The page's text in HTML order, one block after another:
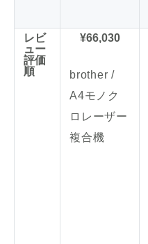
レビ
ュー
評価
順
¥66,030
brother /
A4モノク
ロレーザー
複合機